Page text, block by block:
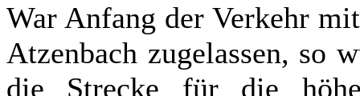
War Anfang der Verkehr
Atzenbach zugelassen, so
die Strecke für die